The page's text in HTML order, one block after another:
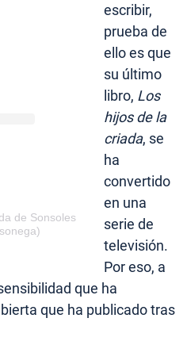
de Sonsoles
escribir,
prueba de
ello es que
su último
libro, Los
hijos de la
criada, se
ha
convertido
en una
serie de
televisión.
Por eso, a
que ha
que ha publicado tras